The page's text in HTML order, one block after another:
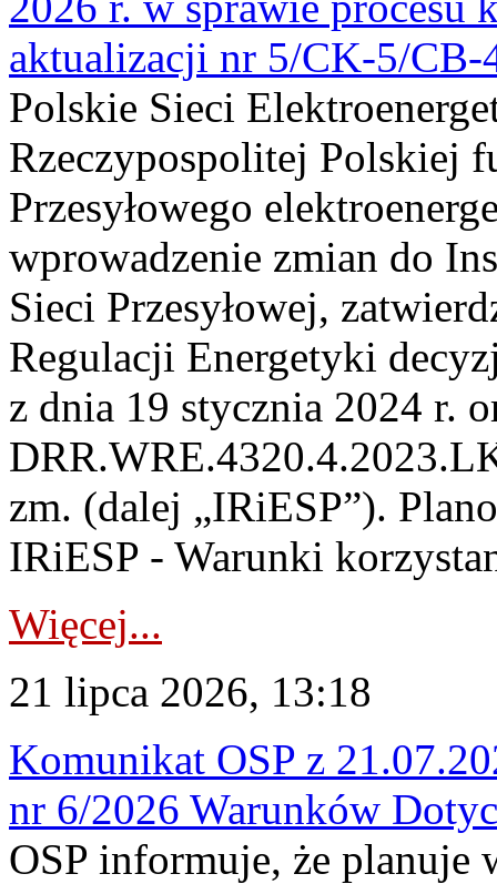
aktualizacji nr 5/CK-5/CB-
Polskie Sieci
Rzeczypospolitej Polskiej
Przesyłowego
wprowadzenie zmian do
Sieci Przesyłowej,
Regulacji Energetyki
z dnia 19 stycznia 2024 r.
zm. (dalej „IRiESP”).
IRiESP - Warunki
Więcej...
21 lipca 2026, 13:18
Komunikat OSP z
nr 6/2026 Warunków
OSP informuje, że planuje